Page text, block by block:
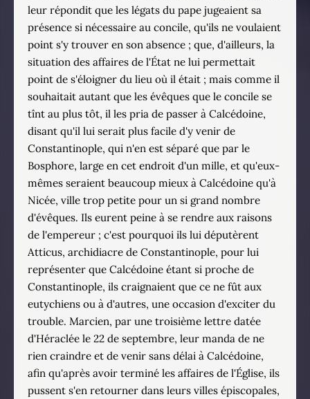
leur répondit que les légats du pape jugeaient sa
présence si nécessaire au concile, qu'ils ne voulaient
point s'y trouver en son absence ; que, d'ailleurs, la
situation des affaires de l'État ne lui permettait
point de s'éloigner du lieu où il était ; mais comme il
souhaitait autant que les évêques que le concile se
tînt au plus tôt, il les pria de passer à Calcédoine,
disant qu'il lui serait plus facile d'y venir de
Constantinople, qui n'en est séparé que par le
Bosphore, large en cet endroit d'un mille, et qu'eux-
mêmes seraient beaucoup mieux à Calcédoine qu'à
Nicée, ville trop petite pour un si grand nombre
d'évêques. Ils eurent peine à se rendre aux raisons
de l'empereur ; c'est pourquoi ils lui députèrent
Atticus, archidiacre de Constantinople, pour lui
représenter que Calcédoine étant si proche de
Constantinople, ils craignaient que ce ne fût aux
eutychiens ou à d'autres, une occasion d'exciter du
trouble. Marcien, par une troisième lettre datée
d'Héraclée le 22 de septembre, leur manda de ne
rien craindre et de venir sans délai à Calcédoine,
afin qu'après avoir terminé les affaires de l'Église, ils
pussent s'en retourner dans leurs villes épiscopales,